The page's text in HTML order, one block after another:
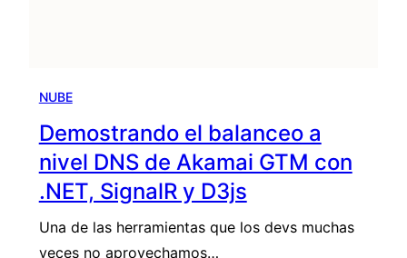
NUBE
Demostrando el balanceo a
nivel DNS de Akamai GTM con
.NET, SignalR y D3js
Una de las herramientas que los devs muchas
veces no aprovechamos…